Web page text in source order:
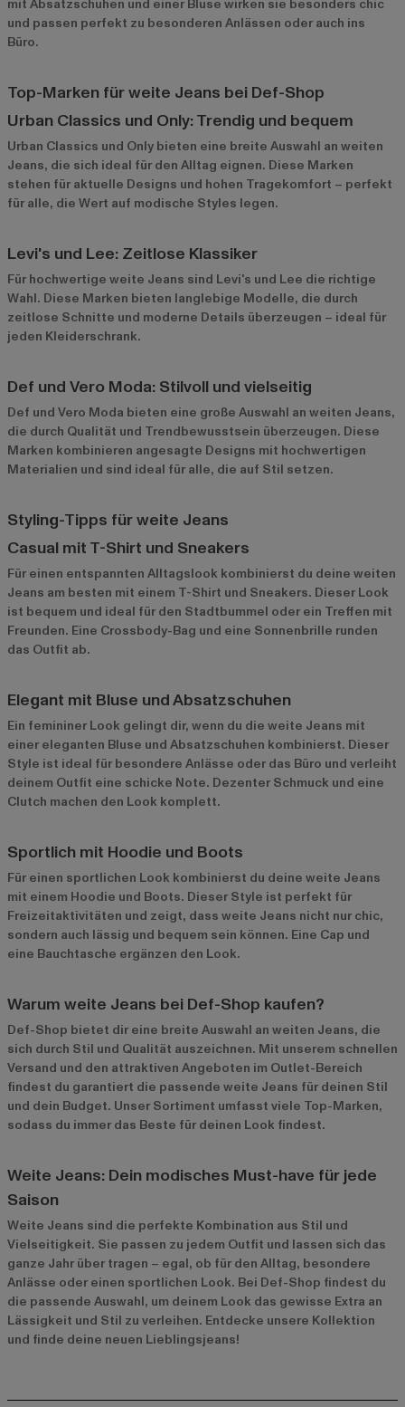
mit Absatzschuhen und einer Bluse wirken sie besonders chic
und passen perfekt zu besonderen Anlässen oder auch ins
Büro.
Top-Marken für weite Jeans bei Def-Shop
Urban Classics und Only: Trendig und bequem
Urban Classics und Only bieten eine breite Auswahl an weiten
Jeans, die sich ideal für den Alltag eignen. Diese Marken
stehen für aktuelle Designs und hohen Tragekomfort – perfekt
für alle, die Wert auf modische Styles legen.
Levi's und Lee: Zeitlose Klassiker
Für hochwertige weite Jeans sind Levi's und Lee die richtige
Wahl. Diese Marken bieten langlebige Modelle, die durch
zeitlose Schnitte und moderne Details überzeugen – ideal für
jeden Kleiderschrank.
Def und Vero Moda: Stilvoll und vielseitig
Def und Vero Moda bieten eine große Auswahl an weiten Jeans,
die durch Qualität und Trendbewusstsein überzeugen. Diese
Marken kombinieren angesagte Designs mit hochwertigen
Materialien und sind ideal für alle, die auf Stil setzen.
Styling-Tipps für weite Jeans
Casual mit T-Shirt und Sneakers
Für einen entspannten Alltagslook kombinierst du deine weiten
Jeans am besten mit einem T-Shirt und Sneakers. Dieser Look
ist bequem und ideal für den Stadtbummel oder ein Treffen mit
Freunden. Eine Crossbody-Bag und eine Sonnenbrille runden
das Outfit ab.
Elegant mit Bluse und Absatzschuhen
Ein femininer Look gelingt dir, wenn du die weite Jeans mit
einer eleganten Bluse und Absatzschuhen kombinierst. Dieser
Style ist ideal für besondere Anlässe oder das Büro und verleiht
deinem Outfit eine schicke Note. Dezenter Schmuck und eine
Clutch machen den Look komplett.
Sportlich mit Hoodie und Boots
Für einen sportlichen Look kombinierst du deine weite Jeans
mit einem Hoodie und Boots. Dieser Style ist perfekt für
Freizeitaktivitäten und zeigt, dass weite Jeans nicht nur chic,
sondern auch lässig und bequem sein können. Eine Cap und
eine Bauchtasche ergänzen den Look.
Warum weite Jeans bei Def-Shop kaufen?
Def-Shop bietet dir eine breite Auswahl an weiten Jeans, die
sich durch Stil und Qualität auszeichnen. Mit unserem schnellen
Versand und den attraktiven Angeboten im Outlet-Bereich
findest du garantiert die passende weite Jeans für deinen Stil
und dein Budget. Unser Sortiment umfasst viele Top-Marken,
sodass du immer das Beste für deinen Look findest.
Weite Jeans: Dein modisches Must-have für jede
Saison
Weite Jeans sind die perfekte Kombination aus Stil und
Vielseitigkeit. Sie passen zu jedem Outfit und lassen sich das
ganze Jahr über tragen – egal, ob für den Alltag, besondere
Anlässe oder einen sportlichen Look. Bei Def-Shop findest du
die passende Auswahl, um deinem Look das gewisse Extra an
Lässigkeit und Stil zu verleihen. Entdecke unsere Kollektion
und finde deine neuen Lieblingsjeans!